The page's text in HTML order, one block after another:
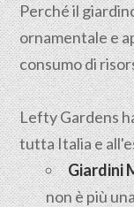
Perché il
ornamentale e
consumo di
Lefty Gardens
tutta Italia e
Giardini
non è più